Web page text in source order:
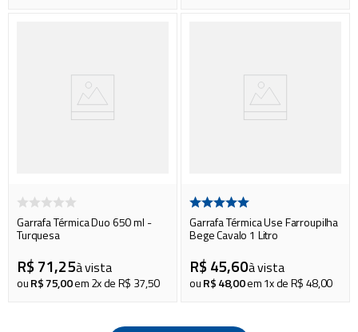
Garrafa Térmica Duo 650 ml -
Turquesa
R$ 71,25à vista
ouR$75,00em2x deR$ 37,50
Garrafa Térmica Use Farroupilha
Bege Cavalo 1 Litro
R$ 45,60à vista
ouR$48,00em1x deR$48,00